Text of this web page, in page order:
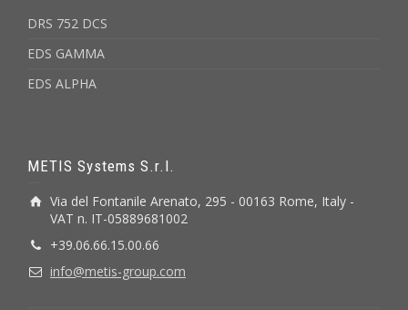
DRS 752 DCS
EDS GAMMA
EDS ALPHA
METIS Systems S.r.l.
Via del Fontanile Arenato, 295 - 00163 Rome, Italy -
VAT n. IT-05889681002
+39.06.66.15.00.66
info@metis-group.com